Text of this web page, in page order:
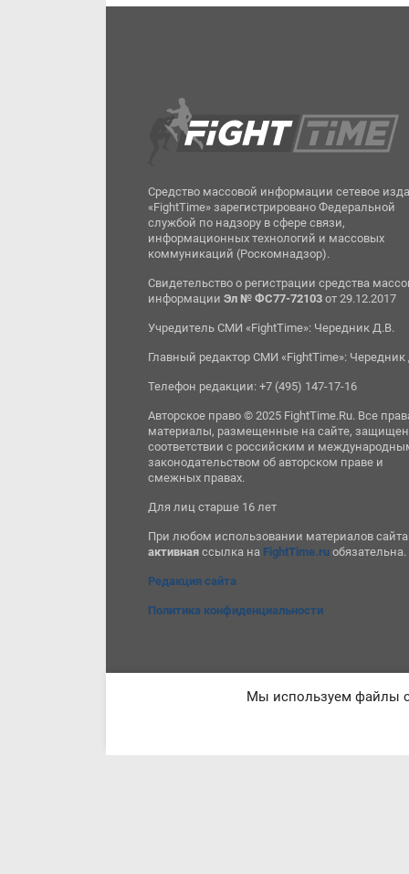
Средство массовой информации сетевое
«FightTime» зарегистрировано Федеральной
службой по надзору в сфере связи,
информационных технологий и массовых
коммуникаций (Роскомнадзор).
Свидетельство о регистрации средства
информацииЭл № ФС77-72103 от 29.12.2017
Учредитель СМИ «FightTime»: Чередник Д.В.
Главный редактор СМИ «FightTime»: Чередник
Телефон редакции: +7 (495) 147-17-16
Авторское право © 2025 FightTime.Ru. Все
материалы, размещенные на сайте,
соответствии с российским и
законодательством об авторском праве и
смежных правах.
Для лиц старше 16 лет
При любом использовании материалов сайта
активная ссылка на FightTime.ru обязательна.
Редакция сайта
Политика конфиденциальности
Мы используем файлы